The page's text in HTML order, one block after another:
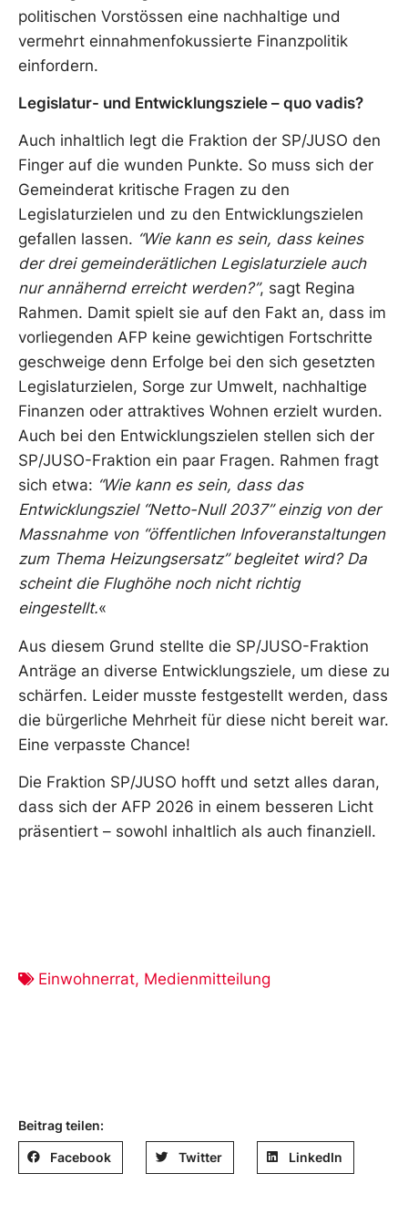
politischen Vorstössen eine nachhaltige und
vermehrt einnahmenfokussierte Finanzpolitik
einfordern.
Legislatur- und Entwicklungsziele – quo vadis?
Auch inhaltlich legt die Fraktion der SP/JUSO den
Finger auf die wunden Punkte. So muss sich der
Gemeinderat kritische Fragen zu den
Legislaturzielen und zu den Entwicklungszielen
gefallen lassen. “Wie kann es sein, dass keines
der drei gemeinderätlichen Legislaturziele auch
nur annähernd erreicht werden?”, sagt Regina
Rahmen. Damit spielt sie auf den Fakt an, dass im
vorliegenden AFP keine gewichtigen Fortschritte
geschweige denn Erfolge bei den sich gesetzten
Legislaturzielen, Sorge zur Umwelt, nachhaltige
Finanzen oder attraktives Wohnen erzielt wurden.
Auch bei den Entwicklungszielen stellen sich der
SP/JUSO-Fraktion ein paar Fragen. Rahmen fragt
sich etwa: “Wie kann es sein, dass das
Entwicklungsziel “Netto-Null 2037” einzig von der
Massnahme von “öffentlichen Infoveranstaltungen
zum Thema Heizungsersatz” begleitet wird? Da
scheint die Flughöhe noch nicht richtig
eingestellt.«
Aus diesem Grund stellte die SP/JUSO-Fraktion
Anträge an diverse Entwicklungsziele, um diese zu
schärfen. Leider musste festgestellt werden, dass
die bürgerliche Mehrheit für diese nicht bereit war.
Eine verpasste Chance!
Die Fraktion SP/JUSO hofft und setzt alles daran,
dass sich der AFP 2026 in einem besseren Licht
präsentiert – sowohl inhaltlich als auch finanziell.
Einwohnerrat, Medienmitteilung
Beitrag teilen:
Facebook Twitter LinkedIn